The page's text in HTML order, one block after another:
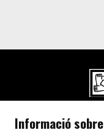
Carrer de
Informació